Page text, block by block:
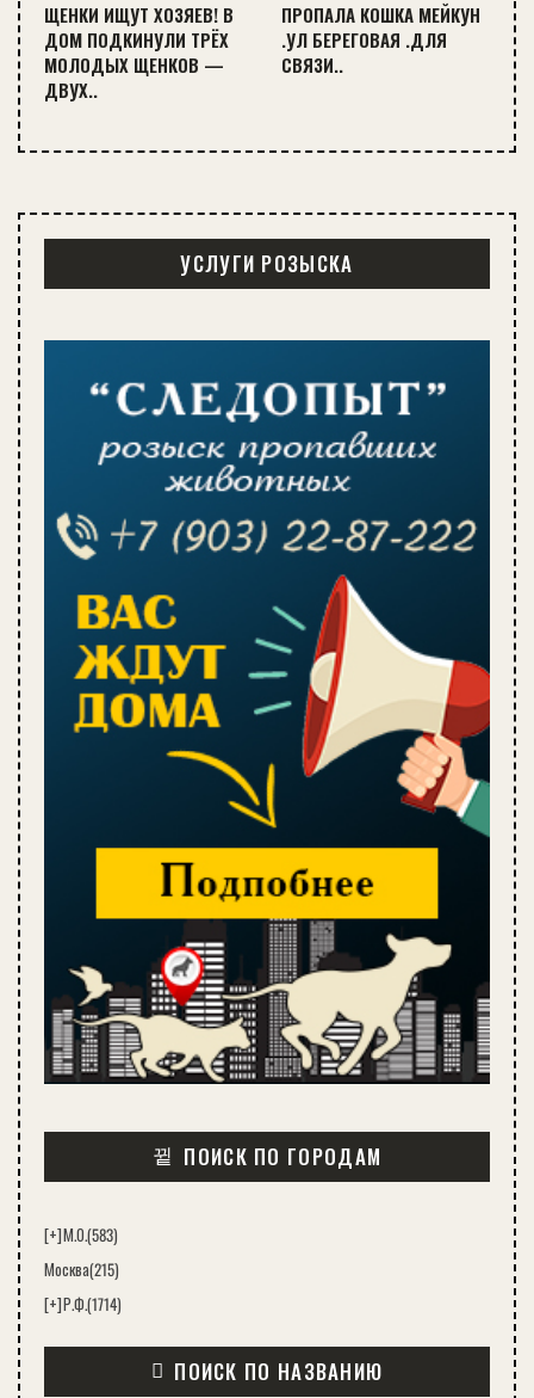
ЩЕНКИ ИЩУТ ХОЗЯЕВ! В
ДОМ ПОДКИНУЛИ ТРЁХ
МОЛОДЫХ ЩЕНКОВ —
ДВУХ..
ПРОПАЛА КОШКА МЕЙКУН
.УЛ БЕРЕГОВАЯ .ДЛЯ
СВЯЗИ..
УСЛУГИ РОЗЫСКА
ПОИСК ПО ГОРОДАМ
[+]М.О.(583)
Москва(215)
[+]Р.Ф.(1714)
ПОИСК ПО НАЗВАНИЮ